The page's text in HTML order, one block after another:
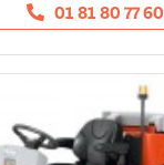
01 81 80 77 60